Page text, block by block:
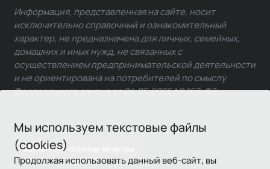
Мы используем текстовые файлы
(cookies)
Продолжая использовать данный веб-сайт, вы
Связаться с отделом качества
Информация, представленная на сайте, носит
исключительно справочный и ознакомительный
характер, не предназначена для личных, семейных,
домашних и иных нужд, не связанных с
осуществлением предпринимательской деятельности
и не ориентирована на потребителей по смыслу
Федерального закона от 24.06.2025 № 168-ФЗ.